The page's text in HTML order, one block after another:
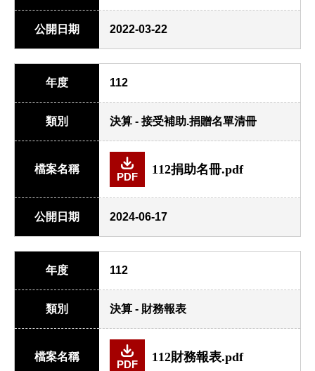
公開日期 2022-03-22
年度 112
類別 決算 - 接受補助.捐贈名單清冊
檔案名稱
PDF
112捐助名冊.pdf
公開日期 2024-06-17
年度 112
類別 決算 - 財務報表
檔案名稱
PDF
112財務報表.pdf